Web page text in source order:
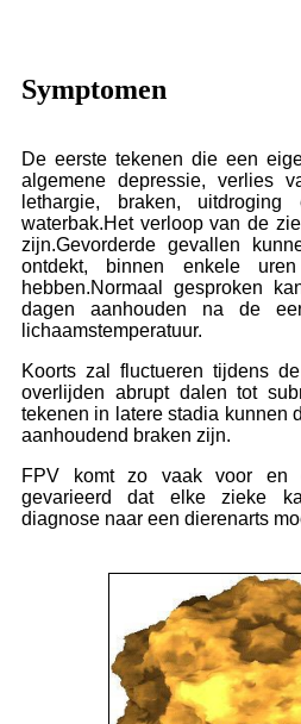
Symptomen
De eerste tekenen die een
algemene depressie, verlies
lethargie, braken,
waterbak.Het verloop van de
zijn.Gevorderde gevallen
ontdekt, binnen enkele
hebben.Normaal gesproken
dagen aanhouden na de
lichaamstemperatuur.
Koorts zal fluctueren tijdens
overlijden abrupt dalen tot
tekenen in latere stadia kunnen
aanhoudend braken zijn.
FPV komt zo vaak voor en
gevarieerd dat elke zieke
diagnose naar een dierenarts